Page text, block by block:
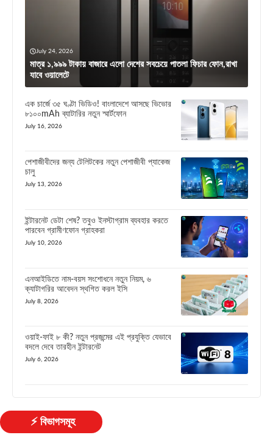
July 24, 2026
মাত্র ১,৯৯৯ টাকায় বাজারে এলো দেশের সবচেয়ে পাতলা ফিচার ফোন,রাখা
যাবে ওয়ালেটে
এক চার্জে ৩৫ ঘণ্টা ভিডিও! বাংলাদেশে আসছে ভিভোর
৮১০০mAh ব্যাটারির নতুন স্মার্টফোন
July 16, 2026
পেশাজীবীদের জন্য টেলিটকের নতুন পেশাজীবী প্যাকেজ
চালু
July 13, 2026
ইন্টারনেট ডেটা শেষ? তবুও ইনস্টাগ্রাম ব্যবহার করতে
পারবেন গ্রামীণফোন গ্রাহকরা
July 10, 2026
এনআইডিতে নাম-বয়স সংশোধনে নতুন নিয়ম, ৬
ক্যাটাগরির আবেদন স্থগিত করল ইসি
July 8, 2026
ওয়াই-ফাই ৮ কী? নতুন প্রজন্মের এই প্রযুক্তি যেভাবে
বদলে দেবে তারহীন ইন্টারনেট
July 6, 2026
⚡ বিভাগসমূহ